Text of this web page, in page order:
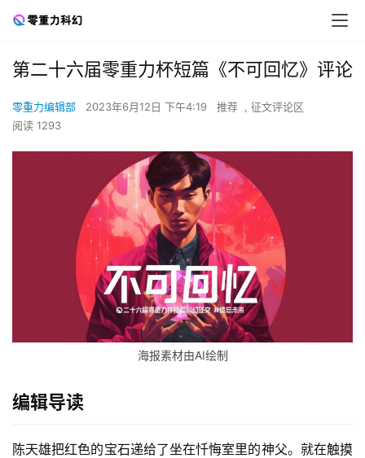
第二十六届零重力杯短篇《不可回忆》评论
零重力编辑部 2023年6月12日 下午4:19 推荐 , 征文评论区
阅读 1293
海报素材由AI绘制
编辑导读
陈天雄把红色的宝石递给了坐在忏悔室里的神父。就在触摸